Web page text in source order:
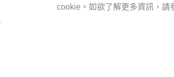
網站導覽
cookie。如欲了解更多資訊，請